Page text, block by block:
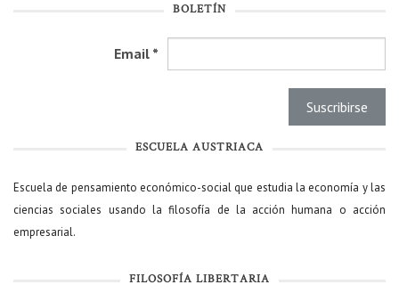
BOLETÍN
Email *
ESCUELA AUSTRIACA
Escuela de pensamiento económico-social que estudia la economía y las
ciencias sociales usando la filosofía de la acción humana o acción
empresarial.
FILOSOFÍA LIBERTARIA